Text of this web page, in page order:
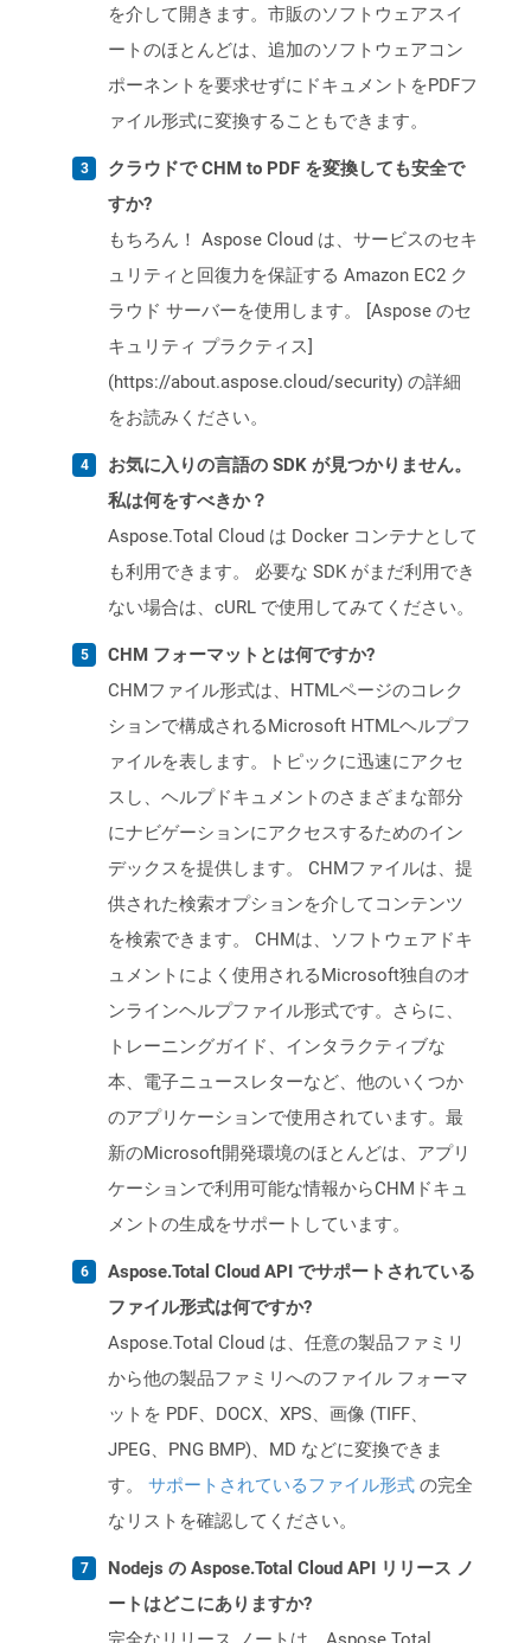
を介して開きます。市販のソフトウェアスイ
ートのほとんどは、追加のソフトウェアコン
ポーネントを要求せずにドキュメントをPDFフ
ァイル形式に変換することもできます。
クラウドで CHM to PDF を変換しても安全で
すか?
もちろん！ Aspose Cloud は、サービスのセキ
ュリティと回復力を保証する Amazon EC2 ク
ラウド サーバーを使用します。 [Aspose のセ
キュリティ プラクティス]
(https://about.aspose.cloud/security) の詳細
をお読みください。
お気に入りの言語の SDK が見つかりません。
私は何をすべきか？
Aspose.Total Cloud は Docker コンテナとして
も利用できます。 必要な SDK がまだ利用でき
ない場合は、cURL で使用してみてください。
CHM フォーマットとは何ですか?
CHMファイル形式は、HTMLページのコレク
ションで構成されるMicrosoft HTMLヘルプフ
ァイルを表します。トピックに迅速にアクセ
スし、ヘルプドキュメントのさまざまな部分
にナビゲーションにアクセスするためのイン
デックスを提供します。 CHMファイルは、提
供された検索オプションを介してコンテンツ
を検索できます。 CHMは、ソフトウェアドキ
ュメントによく使用されるMicrosoft独自のオ
ンラインヘルプファイル形式です。さらに、
トレーニングガイド、インタラクティブな
本、電子ニュースレターなど、他のいくつか
のアプリケーションで使用されています。最
新のMicrosoft開発環境のほとんどは、アプリ
ケーションで利用可能な情報からCHMドキュ
メントの生成をサポートしています。
Aspose.Total Cloud API でサポートされている
ファイル形式は何ですか?
Aspose.Total Cloud は、任意の製品ファミリ
から他の製品ファミリへのファイル フォーマ
ットを PDF、DOCX、XPS、画像 (TIFF、
JPEG、PNG BMP)、MD などに変換できま
す。 サポートされているファイル形式 の完全
なリストを確認してください。
Nodejs の Aspose.Total Cloud API リリース ノ
ートはどこにありますか?